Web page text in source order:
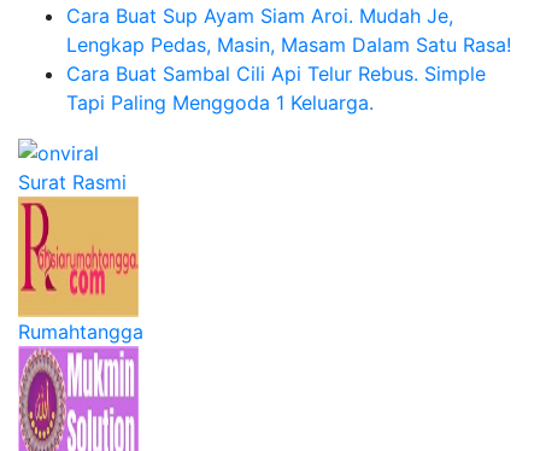
Cara Buat Sup Ayam Siam Aroi. Mudah Je,
Lengkap Pedas, Masin, Masam Dalam Satu Rasa!
Cara Buat Sambal Cili Api Telur Rebus. Simple
Tapi Paling Menggoda 1 Keluarga.
Surat Rasmi
Rumahtangga